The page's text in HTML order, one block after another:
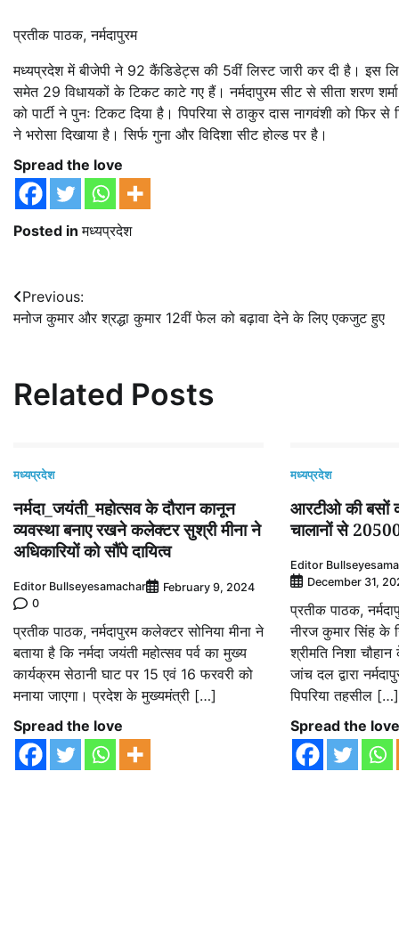
प्रतीक पाठक, नर्मदापुरम
मध्यप्रदेश में बीजेपी ने 92 कैंडिडेट्स की 5वीं लिस्ट जारी कर दी है। इस
समेत 29 विधायकों के टिकट काटे गए हैं। नर्मदापुरम सीट से सीता शरण
को पार्टी ने पुनः टिकट दिया है। पिपरिया से ठाकुर दास नागवंशी को फिर
ने भरोसा दिखाया है। सिर्फ गुना और विदिशा सीट होल्ड पर है।
Spread the love
Posted inमध्यप्रदेश
Post
navigation
Previous:
मनोज कुमार और श्रद्धा कुमार 12वीं फेल को बढ़ावा देने के लिए एकजुट हुए
Related Posts
मध्यप्रदेश
नर्मदा_जयंती_महोत्सव के दौरान कानून
व्यवस्था बनाए रखने कलेक्टर सुश्री मीना ने
अधिकारियों को सौंपे दायित्व
Editor Bullseyesamachar
February 9, 2024
0
प्रतीक पाठक, नर्मदापुरम कलेक्टर सोनिया मीना ने
बताया है कि नर्मदा जयंती महोत्सव पर्व का मुख्य
कार्यक्रम सेठानी घाट पर 15 एवं 16 फरवरी को
मनाया जाएगा। प्रदेश के मुख्यमंत्री […]
Spread the love
मध्यप्रदेश
आरटीओ की बसों
चालानों से
Editor
December 31,
प्रतीक पाठक,
नीरज कुमार सिंह के
श्रीमति निशा
जांच दल द्वारा
पिपरिया तहसील […]
Spread the